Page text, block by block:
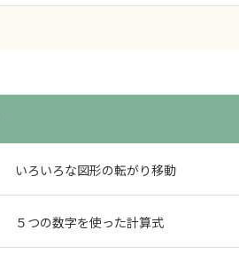
いろいろな図形の転がり移動
５つの数字を使った計算式